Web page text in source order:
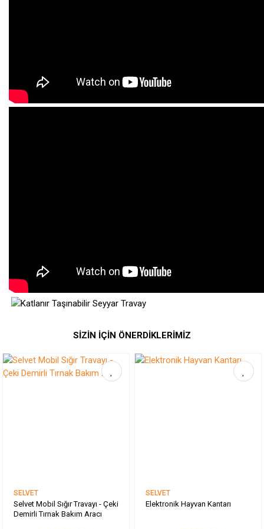
İstanbul Çatalca
aldım
Travayı kurdum gayet güzel Whatsap dan görselleri ilettim
SİZİN İÇİN ÖNERDİKLERİMİZ
SELVET
Selvet Mobil Sığır Travayı - Çeki
Demirli Tırnak Bakım Aracı
SELVET
Elektronik Hayvan Kantarı